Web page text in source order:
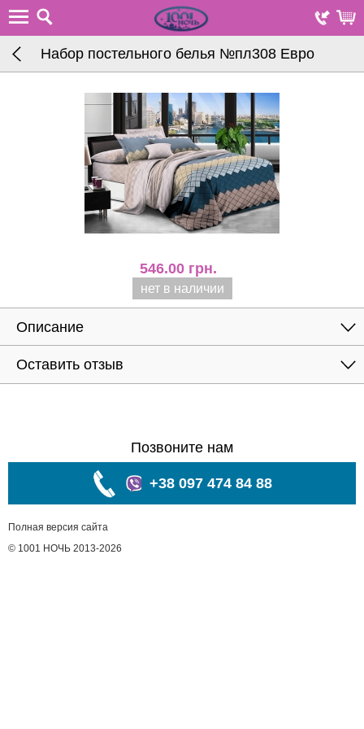
Набор постельного белья №пл308 Евро
546.00 грн.
нет в наличии
Описание
Оставить отзыв
Позвоните нам
+38 097 474 84 88
Полная версия сайта
© 1001 НОЧЬ 2013-2026